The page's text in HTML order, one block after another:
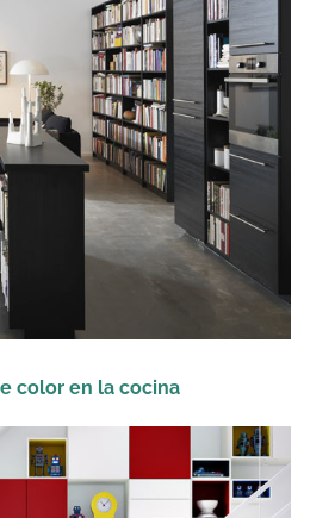
color en la cocina